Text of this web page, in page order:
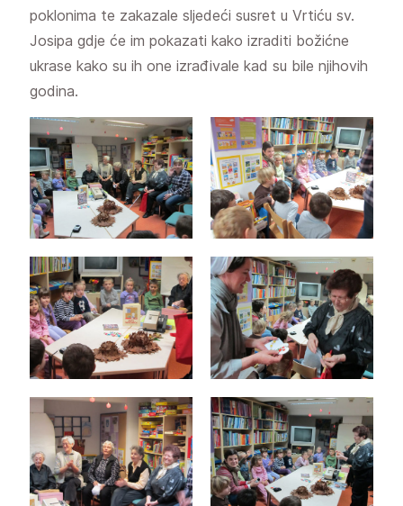
poklonima te zakazale sljedeći susret u Vrtiću sv.
Josipa gdje će im pokazati kako izraditi božićne
ukrase kako su ih one izrađivale kad su bile njihovih
godina.